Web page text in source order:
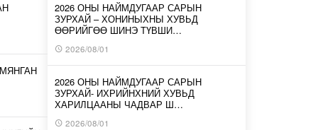
2026 ОНЫ НАЙМДУГААР САРЫН
ЗУРХАЙ – ХОНИНЫХНЫ ХУВЬД
ӨӨРИЙГӨӨ ШИНЭ ТҮВШИ…
2026/08/01
2026 ОНЫ НАЙМДУГААР САРЫН
ЗУРХАЙ- ИХРИЙНХНИЙ ХУВЬД
ХАРИЛЦААНЫ ЧАДВАР Ш…
2026/08/01